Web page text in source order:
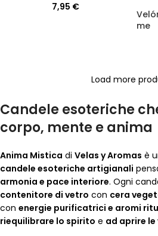
7,95 €
me
Load more
Candele esoteriche
corpo, mente e anima
Anima Mistica di Velas y Aromas è
candele esoteriche artigianali
armonia e pace interiore. Ogni
contenitore di vetro con cera
con energie purificatrici e aromi
riequilibrare lo spirito e ad aprire